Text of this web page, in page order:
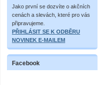
Jako první se dozvíte o akčních
cenách a slevách, které pro vás
připravujeme.
PŘIHLÁSIT SE K ODBĚRU
NOVINEK E-MAILEM
Facebook